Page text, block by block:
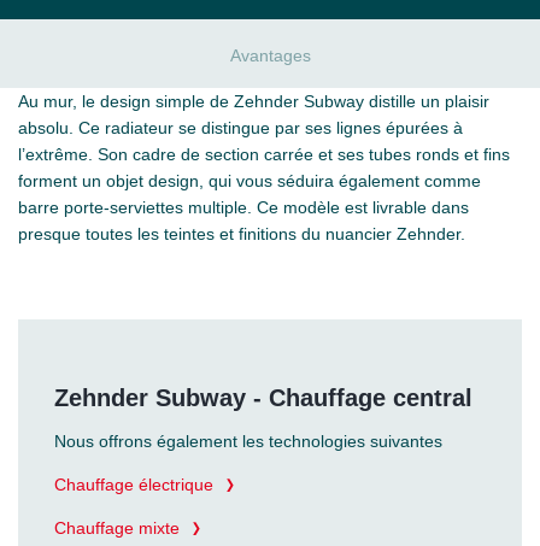
Avantages
Au mur, le design simple de Zehnder Subway distille un plaisir
absolu. Ce radiateur se distingue par ses lignes épurées à
l’extrême. Son cadre de section carrée et ses tubes ronds et fins
forment un objet design, qui vous séduira également comme
barre porte-serviettes multiple. Ce modèle est livrable dans
presque toutes les teintes et finitions du nuancier Zehnder.
Zehnder Subway - Chauffage central
Nous offrons également les technologies suivantes
Chauffage électrique
Chauffage mixte